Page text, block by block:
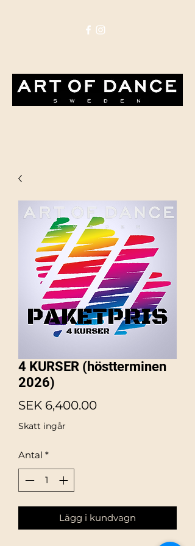
4 KURSER (höstterminen
2026)
SEK 6,400.00Pris
Skatt ingår
Antal *
Lägg i kundvagn